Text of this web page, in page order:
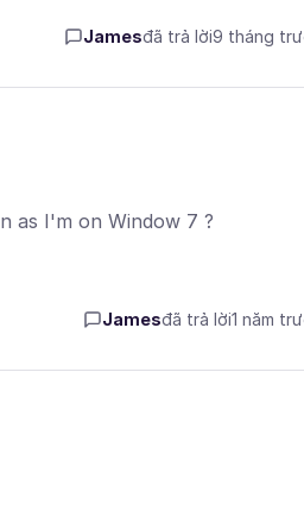
Jamesđã trả lời9 tháng
as I'm on Window 7 ?
Jamesđã trả lời1 năm